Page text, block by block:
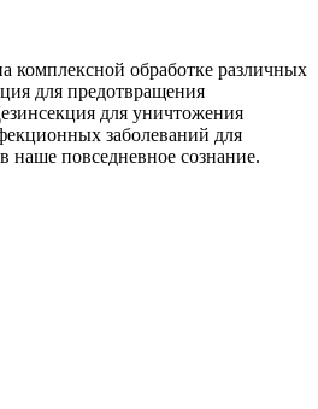
комплексной обработке различных
для предотвращения
для уничтожения
заболеваний для
наше повседневное сознание.